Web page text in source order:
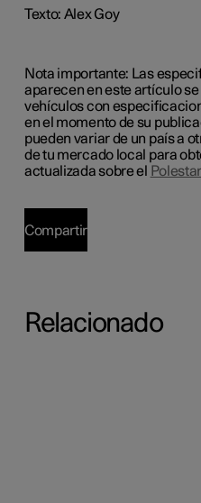
Texto: Alex Goy
Nota importante: Las
aparecen en este artículo
vehículos con
en el momento de su
pueden variar de un país a
de tu mercado local para
actualizada sobre el
Compartir
Relacionado